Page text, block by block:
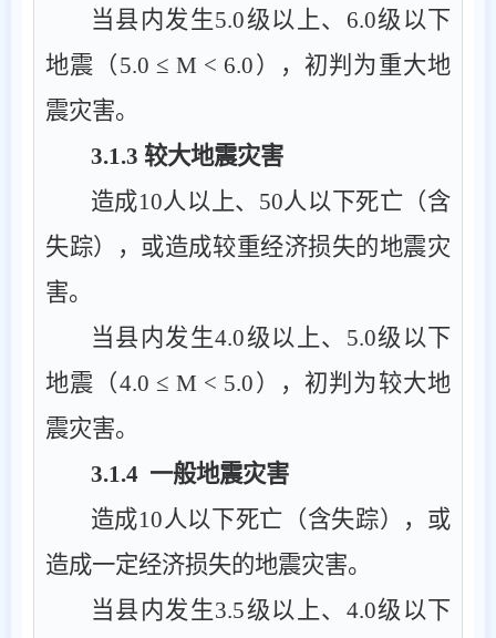
当县内发生5.0级以上、 6.0级以下
地震（ 5.0 ≤ M < 6.0 ），初判为重大地
震灾害。
3.1.3 较大地震灾害
造成10人以上、 50人以下死亡（含
失踪），或造成较重经济损失的地震灾
害。
当县内发生4.0级以上、 5.0级以下
地震（4.0 ≤ M < 5.0 ），初判为较大地
震灾害。
3.1.4 一般地震灾害
造成10 人以下死亡（含失踪），或
造成一定经济损失的地震灾害。
当县内发生3.5级以上、 4.0级以下